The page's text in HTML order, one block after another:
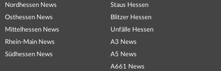
Nordhessen News
Osthessen News
Mittelhessen News
Rhein-Main News
Südhessen News
Staus Hessen
Blitzer Hessen
Unfälle Hessen
A3 News
A5 News
A661 News